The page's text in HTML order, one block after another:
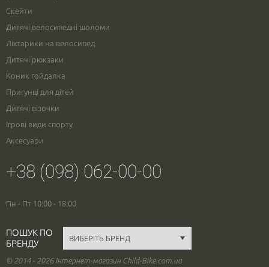
Скейти
Дитячі велосипедні шоломи
Ліхтарики на велосипед
Дитячі рюкзаки
Коник гойдалка
Пригунці для дітей
Дитячі візочки
Ігрові види спорту
Аксесуари
+38 (098) 062-00-00
Пн - Пт 10:00 - 18:00
ПОШУК ПО
БРЕНДУ
© 2014 - 2026 Інтернет-магазин Child-Bike.com.ua